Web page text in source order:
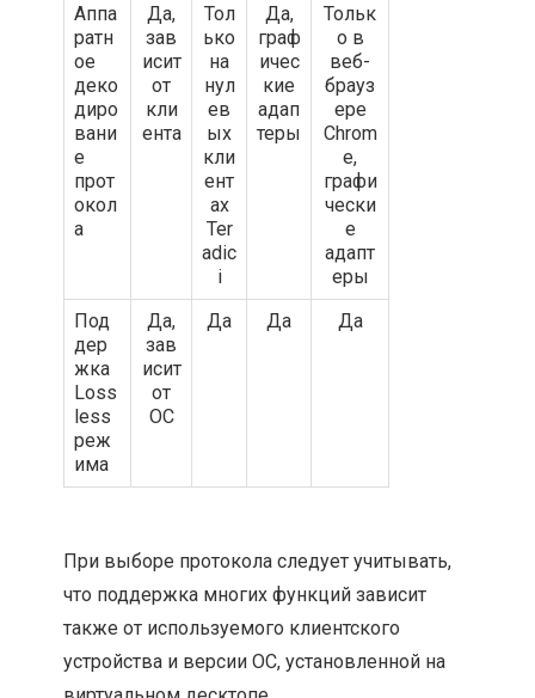
Аппа
ратн
ое
деко
диро
вани
е
прот
окол
а
Да,
зав
исит
от
кли
ента
Тол
ько
на
нул
ев
ых
кли
ент
ах
Ter
adic
i
Да,
граф
ичес
кие
адап
теры
Тольк
о в
веб-
брауз
ере
Chrom
e,
графи
чески
е
адапт
еры
Под
дер
жка
Loss
less
реж
има
Да,
зав
исит
от
ОС
Да Да Да
При выборе протокола следует учитывать,
что поддержка многих функций зависит
также от используемого клиентского
устройства и версии ОС, установленной на